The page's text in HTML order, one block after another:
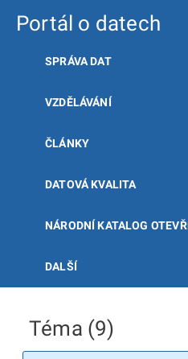
Portál o datech
SPRÁVA DAT
VZDĚLÁVÁNÍ
ČLÁNKY
DATOVÁ KVALITA
NÁRODNÍ KATALOG
DALŠÍ
Téma (9)